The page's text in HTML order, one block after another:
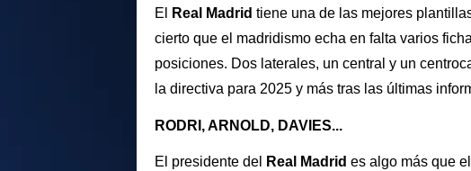
El Real Madrid tiene una de las mejores
cierto que el madridismo echa en falta varios
posiciones. Dos laterales, un central y un
la directiva para 2025 y más tras las últimas
RODRI, ARNOLD, DAVIES...
El presidente del Real Madrid es algo más que